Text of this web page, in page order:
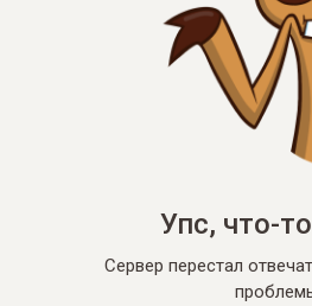
Упс, что-
Сервер перестал